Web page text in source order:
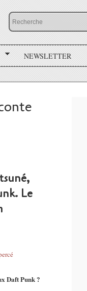
NEWSLETTER
Le
Daft Punk ?